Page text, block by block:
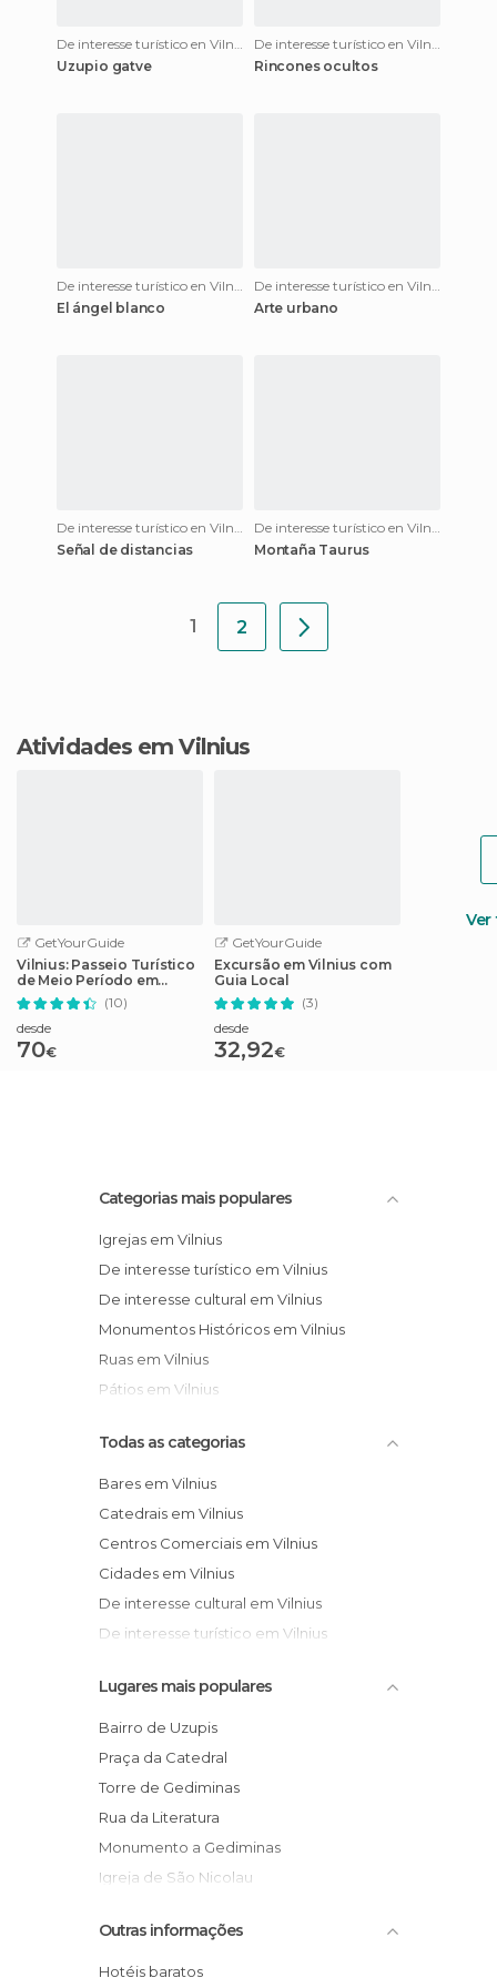
De interesse turístico en Vilnius
Uzupio gatve
De interesse turístico en Vilnius
Rincones ocultos
De interesse turístico en Vilnius
El ángel blanco
De interesse turístico en Vilnius
Arte urbano
De interesse turístico en Vilnius
Señal de distancias
De interesse turístico en Vilnius
Montaña Taurus
1 2
Atividades em Vilnius
GetYourGuide
Vilnius: Passeio Turístico
de Meio Período em
Trakai
(10)
desde
70€
GetYourGuide
Excursão em Vilnius com
Guia Local
(3)
desde
32,92€
Categorias mais populares
Igrejas em Vilnius
De interesse turístico em Vilnius
De interesse cultural em Vilnius
Monumentos Históricos em Vilnius
Ruas em Vilnius
Pátios em Vilnius
Todas as categorias
Bares em Vilnius
Catedrais em Vilnius
Centros Comerciais em Vilnius
Cidades em Vilnius
De interesse cultural em Vilnius
De interesse turístico em Vilnius
Igrejas em Vilnius
Jardins em Vilnius
Lojas em Vilnius
Mercados em Vilnius
Monumentos Históricos em Vilnius
Museus em Vilnius
Palácios em Vilnius
Praças em Vilnius
Rios em Vilnius
Lugares mais populares
Bairro de Uzupis
Praça da Catedral
Torre de Gediminas
Rua da Literatura
Monumento a Gediminas
Igreja de São Nicolau
Catedral de Theotokos
Museu das Vítimas de Genocídio
Outras informações
Hotéis baratos